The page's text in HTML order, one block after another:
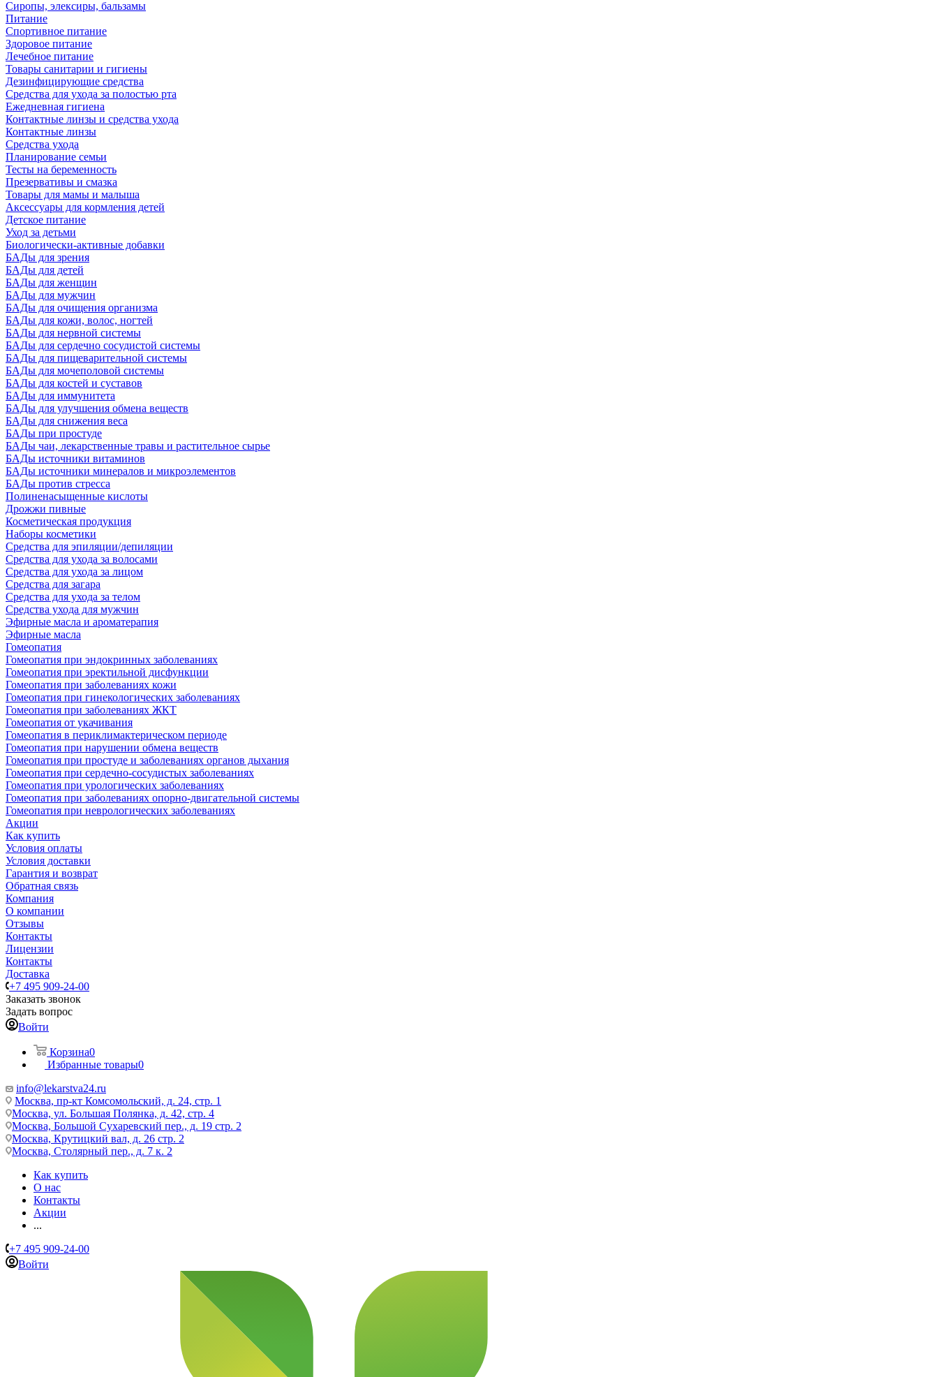
Сиропы, элексиры, бальзамы
Питание
Спортивное питание
Здоровое питание
Лечебное питание
Товары санитарии и гигиены
Дезинфицирующие средства
Средства для ухода за полостью рта
Ежедневная гигиена
Контактные линзы и средства ухода
Контактные линзы
Средства ухода
Планирование семьи
Тесты на беременность
Презервативы и смазка
Товары для мамы и малыша
Аксессуары для кормления детей
Детское питание
Уход за детьми
Биологически-активные добавки
БАДы для зрения
БАДы для детей
БАДы для женщин
БАДы для мужчин
БАДы для очищения организма
БАДы для кожи, волос, ногтей
БАДы для нервной системы
БАДы для сердечно сосудистой системы
БАДы для пищеварительной системы
БАДы для мочеполовой системы
БАДы для костей и суставов
БАДы для иммунитета
БАДы для улучшения обмена веществ
БАДы для снижения веса
БАДы при простуде
БАДы чаи, лекарственные травы и растительное сырье
БАДы источники витаминов
БАДы источники минералов и микроэлементов
БАДы против стресса
Полиненасыщенные кислоты
Дрожжи пивные
Косметическая продукция
Наборы косметики
Средства для эпиляции/депиляции
Средства для ухода за волосами
Средства для ухода за лицом
Средства для загара
Средства для ухода за телом
Средства ухода для мужчин
Эфирные масла и ароматерапия
Эфирные масла
Гомеопатия
Гомеопатия при эндокринных заболеваниях
Гомеопатия при эректильной дисфункции
Гомеопатия при заболеваниях кожи
Гомеопатия при гинекологических заболеваниях
Гомеопатия при заболеваниях ЖКТ
Гомеопатия от укачивания
Гомеопатия в периклимактерическом периоде
Гомеопатия при нарушении обмена веществ
Гомеопатия при простуде и заболеваниях органов дыхания
Гомеопатия при сердечно-сосудистых заболеваниях
Гомеопатия при урологических заболеваниях
Гомеопатия при заболеваниях опорно-двигательной системы
Гомеопатия при неврологических заболеваниях
Акции
Как купить
Условия оплаты
Условия доставки
Гарантия и возврат
Обратная связь
Компания
О компании
Отзывы
Контакты
Лицензии
Контакты
Доставка
+7 495 909-24-00
Заказать звонок
Задать вопрос
Войти
Корзина0
Избранные товары0
info@lekarstva24.ru
Москва, пр-кт Комсомольский, д. 24, стр. 1
Москва, ул. Большая Полянка, д. 42, стр. 4
Москва, Большой Сухаревский пер., д. 19 стр. 2
Москва, Крутицкий вал, д. 26 стр. 2
Москва, Столярный пер., д. 7 к. 2
Как купить
О нас
Контакты
Акции
...
+7 495 909-24-00
Войти